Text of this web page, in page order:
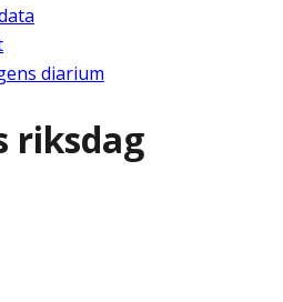
diarium
riksdag